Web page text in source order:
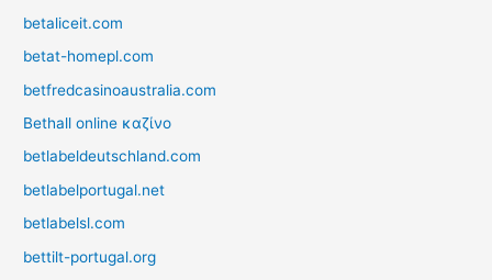
betaliceit.com
betat-homepl.com
betfredcasinoaustralia.com
Bethall online καζίνο
betlabeldeutschland.com
betlabelportugal.net
betlabelsl.com
bettilt-portugal.org